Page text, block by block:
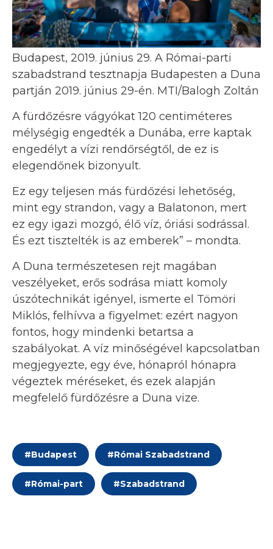
Budapest, 2019. június 29. A Római-parti
szabadstrand tesztnapja Budapesten a Duna
partján 2019. június 29-én. MTI/Balogh Zoltán
A fürdőzésre vágyókat 120 centiméteres
mélységig engedték a Dunába, erre kaptak
engedélyt a vízi rendőrségtől, de ez is
elegendőnek bizonyult.
Ez egy teljesen más fürdőzési lehetőség,
mint egy strandon, vagy a Balatonon, mert
ez egy igazi mozgó, élő víz, óriási sodrással.
És ezt tisztelték is az emberek” – mondta.
A Duna természetesen rejt magában
veszélyeket, erős sodrása miatt komoly
úszótechnikát igényel, ismerte el Tömöri
Miklós, felhívva a figyelmet: ezért nagyon
fontos, hogy mindenki betartsa a
szabályokat. A víz minőségével kapcsolatban
megjegyezte, egy éve, hónapról hónapra
végeztek méréseket, és ezek alapján
megfelelő fürdőzésre a Duna vize.
#Budapest #Római Szabadstrand
#Római-part #Szabadstrand